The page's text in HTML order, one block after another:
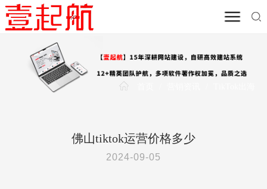
佛山tiktok运营价格多少
2024-09-05